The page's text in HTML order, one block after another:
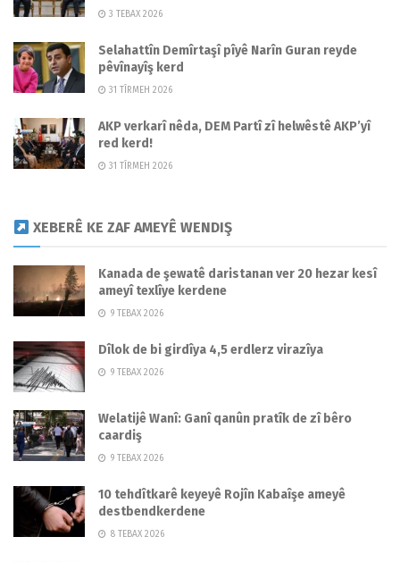
3 TEBAX 2026
Selahattîn Demîrtaşî pîyê Narîn Guran reyde
pêvînayîş kerd
31 TÎRMEH 2026
AKP verkarî nêda, DEM Partî zî helwêstê AKP’yî
red kerd!
31 TÎRMEH 2026
XEBERÊ KE ZAF AMEYÊ WENDIŞ
Kanada de şewatê daristanan ver 20 hezar kesî
ameyî texlîye kerdene
9 TEBAX 2026
Dîlok de bi girdîya 4,5 erdlerz virazîya
9 TEBAX 2026
Welatijê Wanî: Ganî qanûn pratîk de zî bêro
caardiş
9 TEBAX 2026
10 tehdîtkarê keyeyê Rojîn Kabaîşe ameyê
destbendkerdene
8 TEBAX 2026